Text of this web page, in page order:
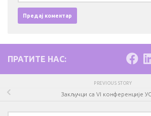
ПРАТИТЕ НАС:
PREVIOUS STORY
Закључци са VI конференције